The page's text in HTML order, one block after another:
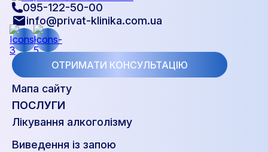
095-122-50-00
info@privat-klinika.com.ua
ОТРИМАТИ КОНСУЛЬТАЦІЮ
Мапа сайту
ПОСЛУГИ
Лікування алкоголізму
Виведення із запою